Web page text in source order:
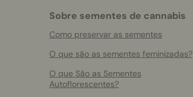
Sobre sementes de cannabis
Como preservar as sementes
O que são as sementes feminizadas?
O que São as Sementes
Autoflorescentes?